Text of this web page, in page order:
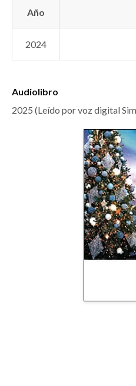
Año
2024
Audiolibro
2025 (Leído por voz digital